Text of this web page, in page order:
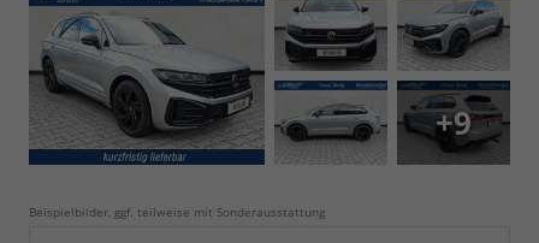
+9
Beispielbilder, ggf. teilweise mit Sonderausstattung